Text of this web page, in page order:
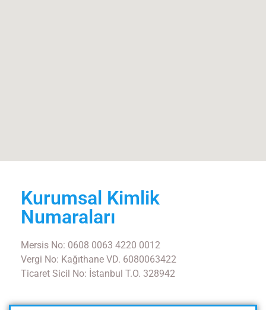
Kurumsal Kimlik
Numaraları
Mersis No: 0608 0063 4220 0012
Vergi No: Kağıthane VD. 6080063422
Ticaret Sicil No: İstanbul T.O. 328942